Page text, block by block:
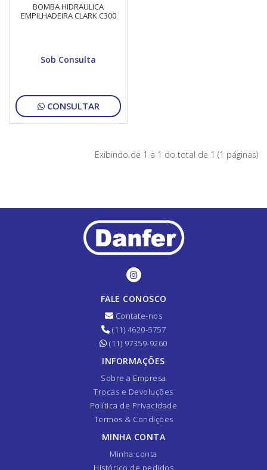
BOMBA HIDRAULICA
EMPILHADEIRA CLARK C300
Sob Consulta
CONSULTAR
Exibindo de 1 a 1 do total de 1 (1 páginas)
FALE CONOSCO
Contate-nos
(11) 4620-5757
(11) 97359-9260
INFORMAÇÕES
Sobre a Empresa
Trocas e Devoluções
Política de Privacidade
Termos & Condições
MINHA CONTA
Minha conta
Histórico de pedidos